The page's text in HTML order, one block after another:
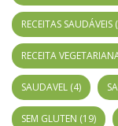
RECEITAS SAUDÁVEIS
RECEITA
SAUDAVEL (4)
SEM GLUTEN (19)